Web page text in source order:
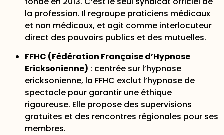
la profession. Il regroupe praticiens médicaux
et non médicaux, et agit comme interlocuteur
direct des pouvoirs publics et des mutuelles.
FFHC (Fédération Française d’Hypnose
Ericksonienne) : centrée sur l’hypnose
ericksonienne, la FFHC exclut l’hypnose de
spectacle pour garantir une éthique
rigoureuse. Elle propose des supervisions
gratuites et des rencontres régionales pour ses
membres.